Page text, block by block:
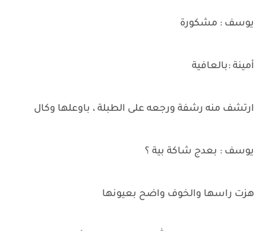
يوسف : مشكورة
أمينة :بالعافية
ارتشف منه رشفة ورجعه على الطبلة ، باوعلها وكال
يوسف : بعدج شاكة بية ؟
هزت راسها والخوف واضح بعيونها